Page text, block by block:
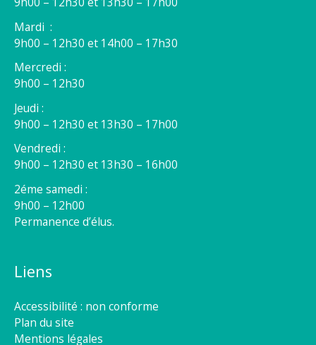
Mardi :
9h00 – 12h30 et 14h00 – 17h30
Mercredi :
9h00 – 12h30
Jeudi :
9h00 – 12h30 et 13h30 – 17h00
Vendredi :
9h00 – 12h30 et 13h30 – 16h00
2éme samedi :
9h00 – 12h00
Permanence d’élus.
Liens
Accessibilité : non conforme
Plan du site
Mentions légales